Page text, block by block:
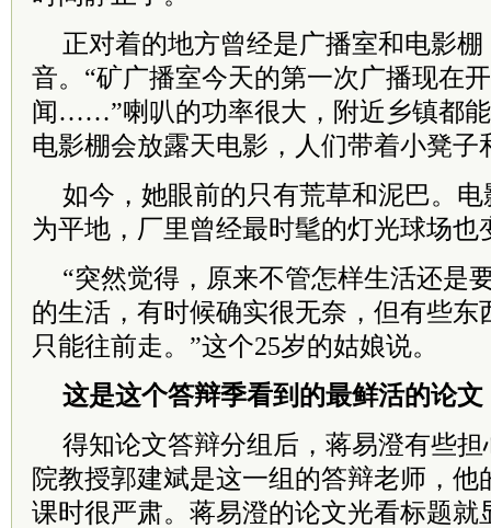
正对着的地方曾经是广播室和电影
音。“矿广播室今天的第一次广播现在
闻……”喇叭的功率很大，附近乡镇都
电影棚会放露天电影，人们带着小凳子
如今，她眼前的只有荒草和泥巴。
为平地，厂里曾经最时髦的灯光球场也
“突然觉得，原来不管怎样生活还是
的生活，有时候确实很无奈，但有些东
只能往前走。”这个25岁的姑娘说。
这是这个答辩季看到的最鲜活的论文
得知论文答辩分组后，蒋易澄有些
院教授郭建斌是这一组的答辩老师，他
课时很严肃。蒋易澄的论文光看标题就